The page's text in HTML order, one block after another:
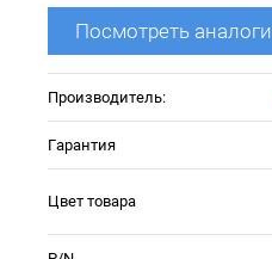
Посмотреть аналоги
Производитель:
Гарантия
Цвет товара